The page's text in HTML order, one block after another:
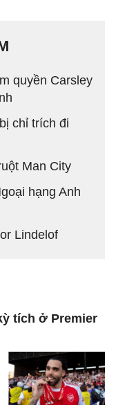
quyền Carsley
chỉ trích đi
Man City
hạng Anh
Lindelof
tích ở Premier